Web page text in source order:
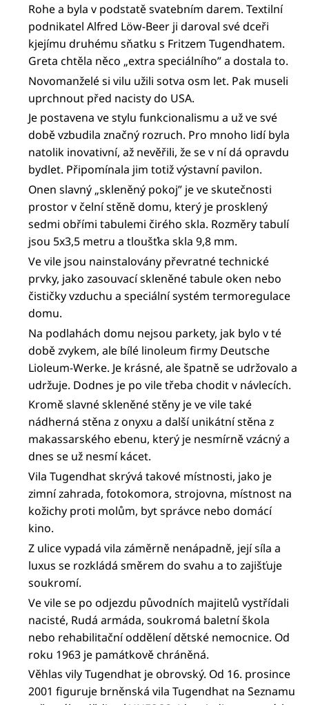
Rohe a byla v podstatě svatebním darem. Textilní
podnikatel Alfred Löw-Beer ji daroval své dceři
kjejímu druhému sňatku s Fritzem Tugendhatem.
Greta chtěla něco „extra speciálního” a dostala to.
Novomanželé si vilu užili sotva osm let. Pak museli
uprchnout před nacisty do USA.
Je postavena ve stylu funkcionalismu a už ve své
době vzbudila značný rozruch. Pro mnoho lidí byla
natolik inovativní, až nevěřili, že se v ní dá opravdu
bydlet. Připomínala jim totiž výstavní pavilon.
Onen slavný „skleněný pokoj” je ve skutečnosti
prostor v čelní stěně domu, který je prosklený
sedmi obřími tabulemi čirého skla. Rozměry tabulí
jsou 5x3,5 metru a tloušťka skla 9,8 mm.
Ve vile jsou nainstalovány převratné technické
prvky, jako zasouvací skleněné tabule oken nebo
čističky vzduchu a speciální systém termoregulace
domu.
Na podlahách domu nejsou parkety, jak bylo v té
době zvykem, ale bílé linoleum firmy Deutsche
Lioleum-Werke. Je krásné, ale špatně se udržovalo a
udržuje. Dodnes je po vile třeba chodit v návlecích.
Kromě slavné skleněné stěny je ve vile také
nádherná stěna z onyxu a další unikátní stěna z
makassarského ebenu, který je nesmírně vzácný a
dnes se už nesmí kácet.
Vila Tugendhat skrývá takové místnosti, jako je
zimní zahrada, fotokomora, strojovna, místnost na
kožichy proti molům, byt správce nebo domácí
kino.
Z ulice vypadá vila záměrně nenápadně, její síla a
luxus se rozkládá směrem do svahu a to zajišťuje
soukromí.
Ve vile se po odjezdu původních majitelů vystřídali
nacisté, Rudá armáda, soukromá baletní škola
nebo rehabilitační oddělení dětské nemocnice. Od
roku 1963 je památkově chráněná.
Věhlas vily Tugendhat je obrovský. Od 16. prosince
2001 figuruje brněnská vila Tugendhat na Seznamu